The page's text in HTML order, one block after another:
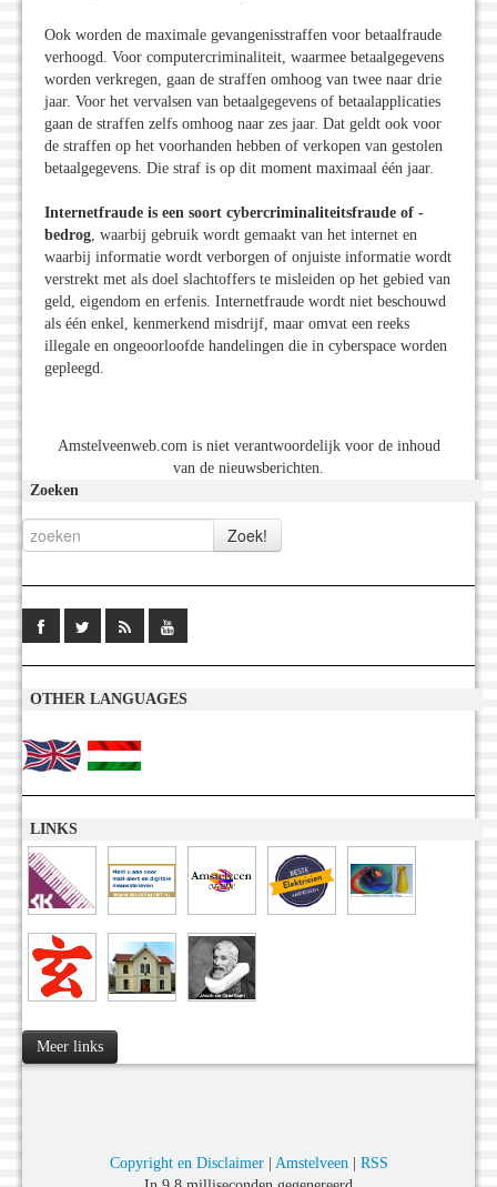
Ook worden de maximale gevangenisstraffen voor betaalfraude
verhoogd. Voor computercriminaliteit, waarmee betaalgegevens
worden verkregen, gaan de straffen omhoog van twee naar drie
jaar. Voor het vervalsen van betaalgegevens of betaalapplicaties
gaan de straffen zelfs omhoog naar zes jaar. Dat geldt ook voor
de straffen op het voorhanden hebben of verkopen van gestolen
betaalgegevens. Die straf is op dit moment maximaal één jaar.
Internetfraude is een soort cybercriminaliteitsfraude of -
bedrog , waarbij gebruik wordt gemaakt van het internet en
waarbij informatie wordt verborgen of onjuiste informatie wordt
verstrekt met als doel slachtoffers te misleiden op het gebied van
geld, eigendom en erfenis. Internetfraude wordt niet beschouwd
als één enkel, kenmerkend misdrijf, maar omvat een reeks
illegale en ongeoorloofde handelingen die in cyberspace worden
gepleegd.
Amstelveenweb.com is niet verantwoordelijk voor de inhoud
van de nieuwsberichten.
Zoeken
OTHER LANGUAGES
LINKS
Meer links
Copyright en Disclaimer| Amstelveen | RSS